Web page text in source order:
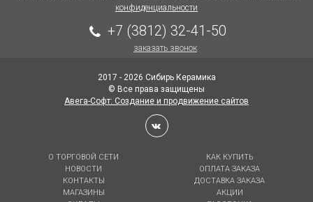
конфиденциальности
+7 (3812) 32-41-50
заказать звонок
2017 - 2026 Сибирь Керамика
© Все права защищены
Авега-Софт: Создание и продвижение сайтов
О ТОРГОВОЙ СЕТИ
НОВОСТИ
КОНТАКТЫ
МАГАЗИНЫ
КАК КУПИТЬ
ОПЛАТА ЗАКАЗА
ДОСТАВКА ЗАКАЗА
АКЦИИ